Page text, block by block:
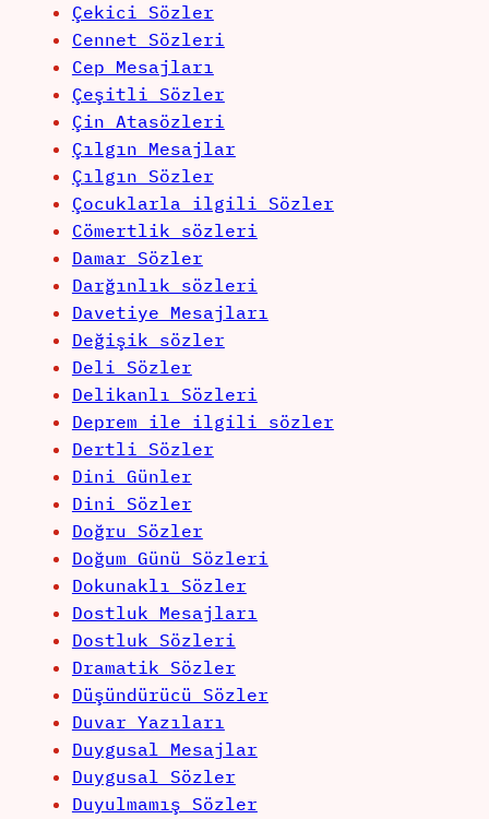
Çekici Sözler
Cennet Sözleri
Cep Mesajları
Çeşitli Sözler
Çin Atasözleri
Çılgın Mesajlar
Çılgın Sözler
Çocuklarla ilgili Sözler
Cömertlik sözleri
Damar Sözler
Darğınlık sözleri
Davetiye Mesajları
Değişik sözler
Deli Sözler
Delikanlı Sözleri
Deprem ile ilgili sözler
Dertli Sözler
Dini Günler
Dini Sözler
Doğru Sözler
Doğum Günü Sözleri
Dokunaklı Sözler
Dostluk Mesajları
Dostluk Sözleri
Dramatik Sözler
Düşündürücü Sözler
Duvar Yazıları
Duygusal Mesajlar
Duygusal Sözler
Duyulmamış Sözler